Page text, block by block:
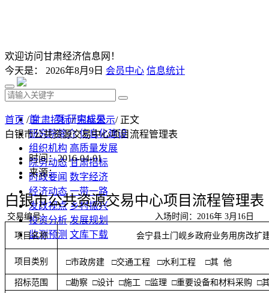
欢迎访问甘肃经济信息网！
今天是： 2026年8月9日 会员中心 信息统计
首 页 研究成果
研究院简介 信息化建设
组织机构 高质量发展
院务动态 甘肃招标
时政要闻 数字经济
经济动态 一带一路
发改视点 乡村振兴
投资分析 发展规划
监测预测 文库下载
首页 /甘肃招标/中标公示/ 正文
白银市公共资源交易中心项目流程管理表
时间：2016-04-01
来源：
白银市公共资源交易中心项目流程管理表
交易编号： 入场时间： 2016年 3月16日
项目名称 会宁县土门岘乡政府业务用房改扩
项目类别 □市政房建 □交通工程 □水利工程 □其 他
招标范围 □勘察 □设计 □施工 □监理 □重要设备和材料采购